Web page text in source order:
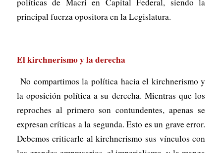
principal fuerza opositora en la Legislatura.
El kirchnerismo y la derecha
No compartimos la política hacia el kirchnerismo y
la oposición política a su derecha. Mientras que los
reproches al primero son contundentes, apenas se
expresan críticas a la segunda. Esto es un grave error.
Debemos criticarle al kirchnerismo sus vínculos con